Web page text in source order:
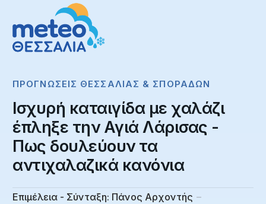
ΠΡΟΓΝΏΣΕΙΣ ΘΕΣΣΑΛΊΑΣ & ΣΠΟΡΆΔΩΝ
Ισχυρή καταιγίδα με χαλάζι
έπληξε την Αγιά Λάρισας -
Πως δουλεύουν τα
αντιχαλαζικά κανόνια
Επιμέλεια - Σύνταξη: Πάνος Αρχοντής